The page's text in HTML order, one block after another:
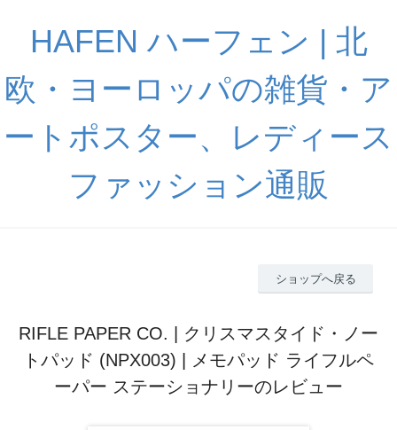
HAFEN ハーフェン | 北
欧・ヨーロッパの雑貨・ア
ートポスター、レディース
ファッション通販
ショップへ戻る
RIFLE PAPER CO. | クリスマスタイド・ノー
トパッド (NPX003) | メモパッド ライフルペ
ーパー ステーショナリーのレビュー